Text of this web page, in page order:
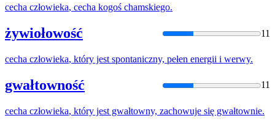
cecha człowieka, cecha kogoś chamskiego.
żywiołowość 11
cecha człowieka, który jest spontaniczny, pełen energii i werwy.
gwałtowność 11
cecha człowieka, który jest gwałtowny, zachowuje się gwałtownie.